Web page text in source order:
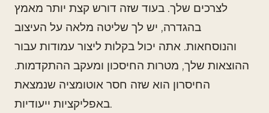
לצרכים שלך. בעוד שזה דורש קצת יותר מאמץ
בהגדרה, יש לך שליטה מלאה על העיצוב
והנוסחאות. אתה יכול בקלות ליצור עמודות עבור
ההוצאות שלך, מטרות החיסכון ומעקב ההתקדמות.
החיסרון הוא שזה חסר אוטומציה שנמצאת
באפליקציות ייעודיות.